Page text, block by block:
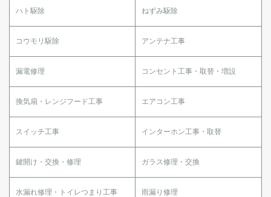
ハト駆除 ねずみ駆除
コウモリ駆除 アンテナ工事
漏電修理 コンセント工事・取替・増設
換気扇・レンジフード工事 エアコン工事
スイッチ工事 インターホン工事・取替
鍵開け・交換・修理 ガラス修理・交換
水漏れ修理・トイレつまり工事 雨漏り修理